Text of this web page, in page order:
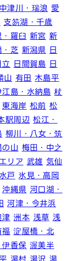
津川・瑞浪 愛
支笏湖・千歳
・羅臼 新宮 新
・芝 新潟県 日
立 日間賀島 日
山 有田 木島平
江島・水納島 杖
東海岸 松前 松
駅周辺 松江・
柳川・八女・筑
の山 梅田・中之
リア 武雄 気仙
水戸 氷見・高岡
沖縄県 河口湖・
河津・今井浜
津 洲本 浅草 浅
福 淀屋橋・北
伊香保 渥美半
湯村 湯沢 湯